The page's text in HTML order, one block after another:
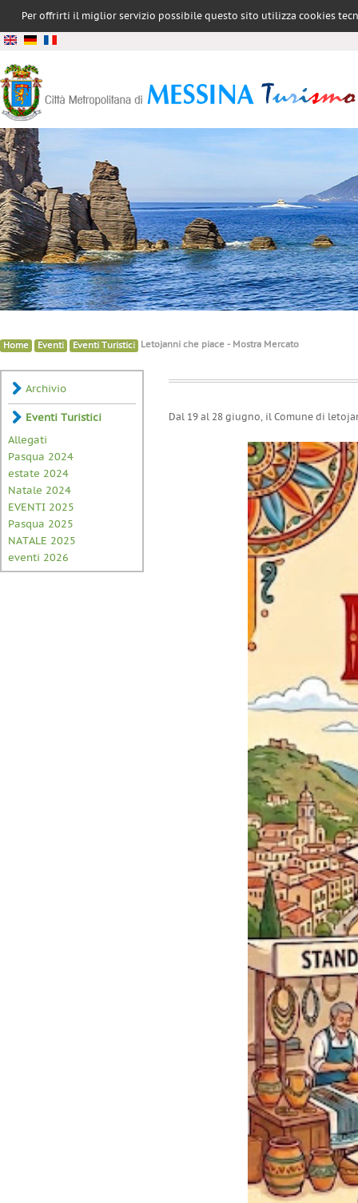
Per offrirti il miglior servizio possibile questo sito utilizza cookies
conformità
Home» Eventi» Eventi Turistici» Letojanni che piace - Mostra Mercato
Dal 19 al 28 giugno, il Comune di
Archivio
Eventi Turistici
Allegati
Pasqua 2024
estate 2024
Natale 2024
EVENTI 2025
Pasqua 2025
NATALE 2025
eventi 2026